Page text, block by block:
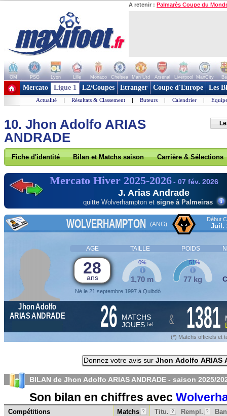
A retenir : Palmarès Coupe du
OM PSG Lyon Lille Monaco Chelsea Man Utd Arsenal Liverpool ManCity
+ de clubs
Mercato Ligue 1 L2/Coupes Etranger Coupe d'Europe Les
Actualité | Résultats & Classement | Buteurs | Calendrier |
10. Jhon Adolfo ARIAS
ANDRADE
Fiche d'identité Bilan et Matchs saison Carrière & Sélections
Mercato Hiver 2025-2026- 07 fév. 2026
J. Arias Andrade
quitte Wolverhampton et signe à Palmeiras
WOLVERHAMPTON (ANG)
Début
Juil.
AGE TAILLE POIDS
28
ans
Né le 21 septembre 1997 à Quibdó
1,70 m
0%
77 kg
51%
Jhon Adolfo
ARIAS ANDRADE
26
MATCHS
JOUES (*) & 1381
(*) Matchs officiels et
Donnez votre avis sur Jhon Adolfo ARIAS
BILAN de Jhon Adolfo ARIAS ANDRADE - saison 2025/
Son bilan en chiffres avec
Compétitions Matchs ? Titu. ? Rempl. ?